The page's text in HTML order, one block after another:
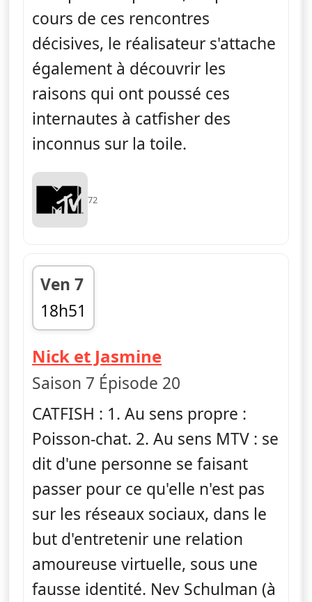
cours de ces rencontres
décisives, le réalisateur s'attache
également à découvrir les
raisons qui ont poussé ces
internautes à catfisher des
inconnus sur la toile.
72
Ven 7
18h51
fin 19h33
Nick et Jasmine— Catfish :
Saison 7 Épisode 20
CATFISH : 1. Au sens propre :
Poisson-chat. 2. Au sens MTV : se
dit d'une personne se faisant
passer pour ce qu'elle n'est pas
sur les réseaux sociaux, dans le
but d'entretenir une relation
amoureuse virtuelle, sous une
fausse identité. Nev Schulman (à